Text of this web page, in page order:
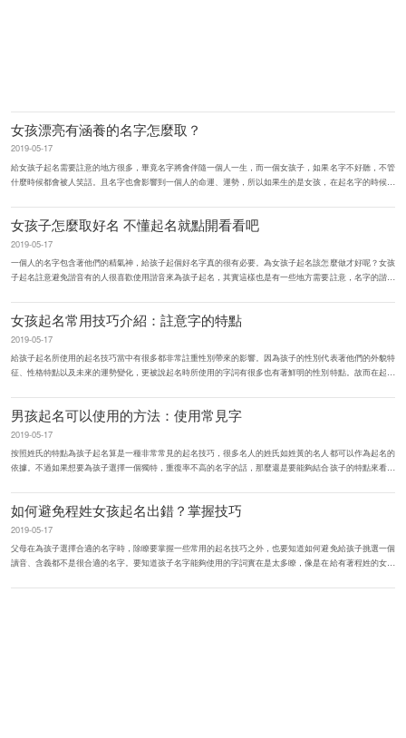
女孩漂亮有涵養的名字怎麼取？
2019-05-17
給女孩子起名需要註意的地方很多，畢竟名字將會伴隨一個人一生，而一個女孩子，如果名字不好聽，不管
什麼時候都會被人笑話。且名字也會影響到一個人的命運、運勢，所以如果生的是女孩，在起名字的時候一
女孩子怎麼取好名 不懂起名就點開看看吧
2019-05-17
一個人的名字包含著他們的精氣神，給孩子起個好名字真的很有必要。為女孩子起名該怎麼做才好呢？女孩
子起名註意避免諧音有的人很喜歡使用諧音來為孩子起名，其實這樣也是有一些地方需要註意，名字的諧音
女孩起名常用技巧介紹：註意字的特點
2019-05-17
給孩子起名所使用的起名技巧當中有很多都非常註重性別帶來的影響。因為孩子的性別代表著他們的外貌特
征、性格特點以及未來的運勢變化，更被說起名時所使用的字詞有很多也有著鮮明的性別特點。故而在起名
男孩起名可以使用的方法：使用常見字
2019-05-17
按照姓氏的特點為孩子起名算是一種非常常見的起名技巧，很多名人的姓氏如姓黃的名人都可以作為起名的
依據。不過如果想要為孩子選擇一個獨特，重復率不高的名字的話，那麼還是要能夠結合孩子的特點來看。
如何避免程姓女孩起名出錯？掌握技巧
2019-05-17
父母在為孩子選擇合適的名字時，除瞭要掌握一些常用的起名技巧之外，也要知道如何避免給孩子挑選一個
讀音、含義都不是很合適的名字。要知道孩子名字能夠使用的字詞實在是太多瞭，像是在給有著程姓的女孩